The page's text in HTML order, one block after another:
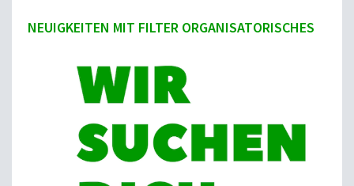
NEUIGKEITEN MIT FILTER ORGANISATORISCHES